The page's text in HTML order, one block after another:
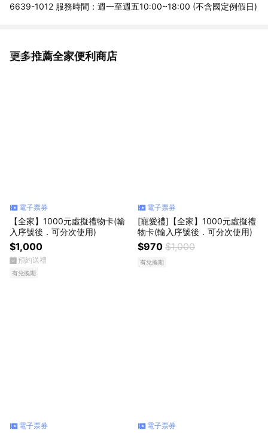
6639-1012 服務時間：週一至週五10:00~18:00 (不含國定例假日)
更多推薦全家便利商店
看更多
電子票券
【全家】1000元虛擬禮物卡(輸
入序號後．可分次使用)
$1,000
預約送禮
有兌換期
電子票券
[寵愛禮]【全家】1000元虛擬禮
物卡(輸入序號後．可分次使用)
$970 $1,000
有兌換期
電子票券 電子票券